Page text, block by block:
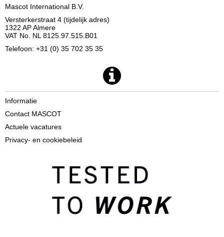
Mascot International B.V.
Versterkerstraat 4 (tijdelijk adres)
1322 AP Almere
VAT No. NL 8125.97.515.B01
Telefoon: +31 (0) 35 702 35 35
Informatie
Contact MASCOT
Actuele vacatures
Privacy- en cookiebeleid